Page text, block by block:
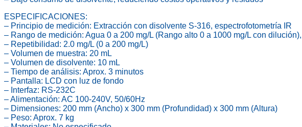
ESPECIFICACIONES:
– Principio de medición: Extracción con disolvente S-316, espectrofotometría IR
– Rango de medición: Agua 0 a 200 mg/L (Rango alto 0 a 1000 mg/L con
– Repetibilidad: 2.0 mg/L (0 a 200 mg/L)
– Volumen de muestra: 20 mL
– Volumen de disolvente: 10 mL
– Tiempo de análisis: Aprox. 3 minutos
– Pantalla: LCD con luz de fondo
– Interfaz: RS-232C
– Alimentación: AC 100-240V, 50/60Hz
– Dimensiones: 200 mm (Ancho) x 300 mm (Profundidad) x 300 mm (Altura)
– Peso: Aprox. 7 kg